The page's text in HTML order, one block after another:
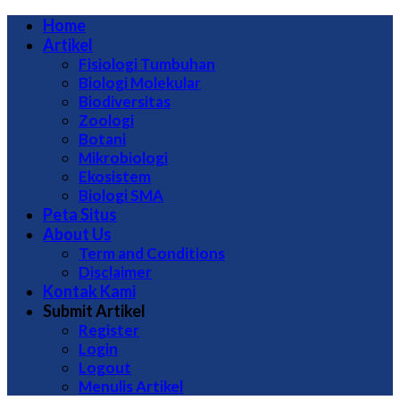
Home
Artikel
Fisiologi Tumbuhan
Biologi Molekular
Biodiversitas
Zoologi
Botani
Mikrobiologi
Ekosistem
Biologi SMA
Peta Situs
About Us
Term and Conditions
Disclaimer
Kontak Kami
Submit Artikel
Register
Login
Logout
Menulis Artikel